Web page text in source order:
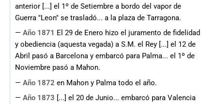
anterior [...] el 1º de Setiembre a bordo del vapor de
Guerra "Leon" se trasladó... a la plaza de Tarragona.
— Año 1871 El 29 de Enero hizo el juramento de fidelidad
y obediencia (aquesta vegada) a S.M. el Rey [...] el 12 de
Abril pasó a Barcelona y embarcó para Palma... el 1º de
Noviembre pasó a Mahon.
— Año 1872 en Mahon y Palma todo el año.
— Año 1873 [...] el 20 de Junio... embarcó para Valencia